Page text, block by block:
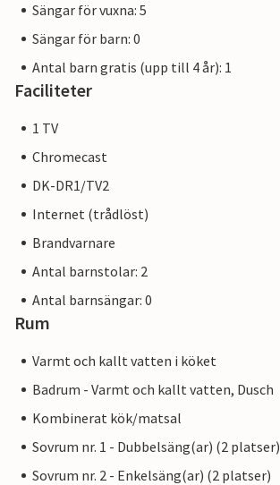
Sängar för vuxna: 5
Sängar för barn: 0
Antal barn gratis (upp till 4 år): 1
Faciliteter
1 TV
Chromecast
DK-DR1/TV2
Internet (trådlöst)
Brandvarnare
Antal barnstolar: 2
Antal barnsängar: 0
Rum
Varmt och kallt vatten i köket
Badrum - Varmt och kallt vatten, Dusch
Kombinerat kök/matsal
Sovrum nr. 1 - Dubbelsäng(ar) (2 platser)
Sovrum nr. 2 - Enkelsäng(ar) (2 platser)